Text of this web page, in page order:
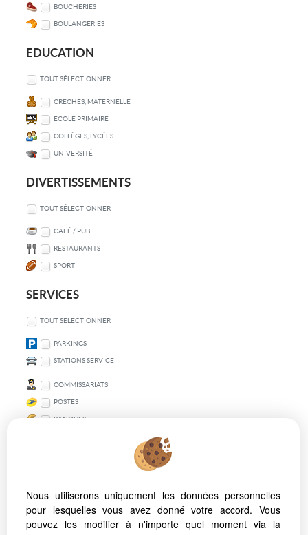
BOUCHERIES
BOULANGERIES
EDUCATION
TOUT SÉLECTIONNER
CRÈCHES, MATERNELLE
ECOLE PRIMAIRE
COLLÈGES, LYCÉES
UNIVERSITÉ
DIVERTISSEMENTS
TOUT SÉLECTIONNER
CAFÉ / PUB
RESTAURANTS
SPORT
SERVICES
TOUT SÉLECTIONNER
PARKINGS
STATIONS SERVICE
COMMISSARIATS
POSTES
BANQUES
TRANSPORT EN COMMUN
VÉLO
MÉTRO
Nous utiliserons uniquement les données personnelles
pour lesquelles vous avez donné votre accord. Vous
pouvez les modifier à n'importe quel moment via la